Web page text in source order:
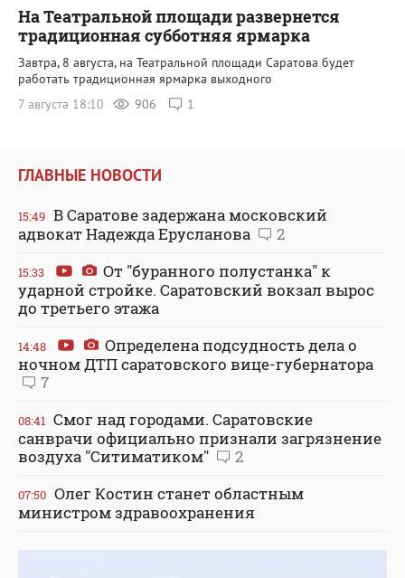
На Театральной площади развернется
традиционная субботняя ярмарка
Завтра, 8 августа, на Театральной площади Саратова будет
работать традиционная ярмарка выходного
7 августа 18:10
906 1
ГЛАВНЫЕ НОВОСТИ
15:49 В Саратове задержана московский
адвокат Надежда Ерусланова
2
15:33
От "буранного полустанка" к
ударной стройке. Саратовский вокзал вырос
до третьего этажа
14:48
Определена подсудность дела о
ночном ДТП саратовского вице-губернатора
7
08:41 Смог над городами. Саратовские
санврачи официально признали загрязнение
воздуха "Ситиматиком"
2
07:50 Олег Костин станет областным
министром здравоохранения